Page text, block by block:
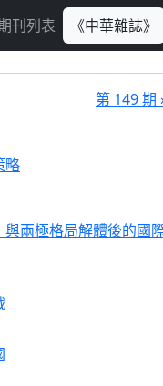
刊列表 《中華雜誌》
第 149 期
略
兩極格局解體後的國